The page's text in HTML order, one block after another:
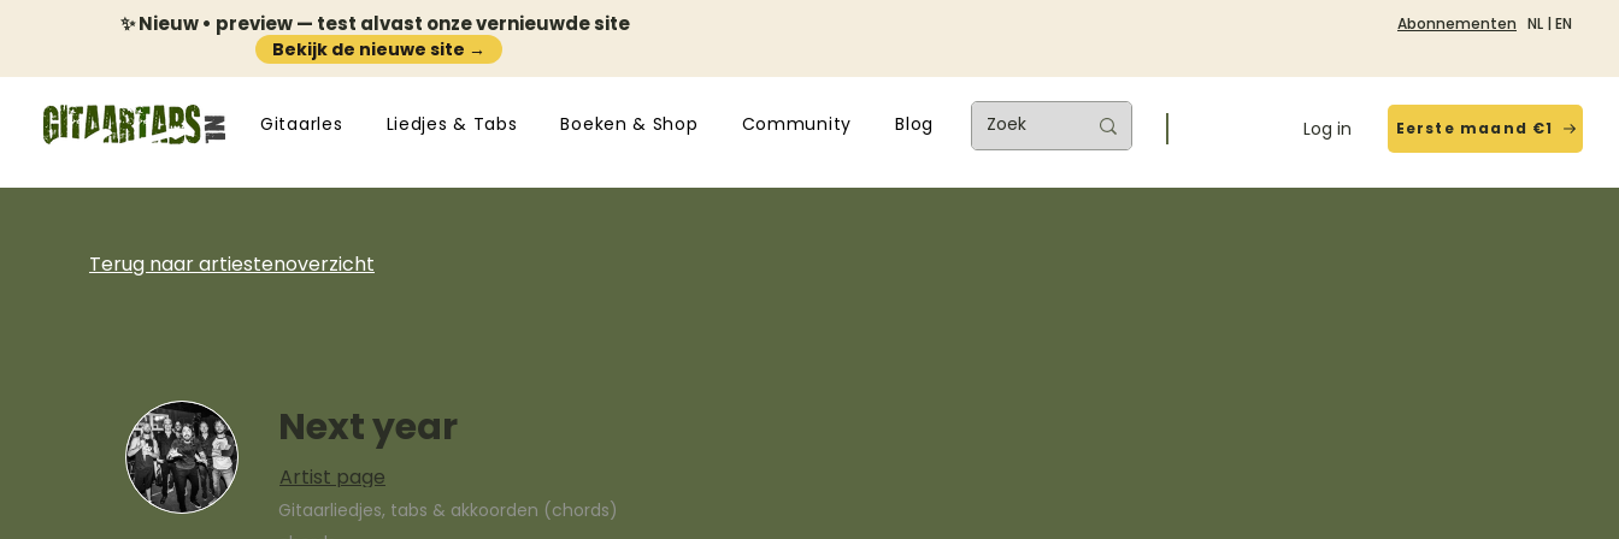
✨ Nieuw • preview — test alvast onze vernieuwde site
Bekijk de nieuwe site →
Abonnementen NL | EN
Gitaarles Liedjes & Tabs Boeken & Shop Community Blog Log in Eerste maand €1
Terug naar artiestenoverzicht
Next year
Artist page
Gitaarliedjes, tabs & akkoorden (chords)